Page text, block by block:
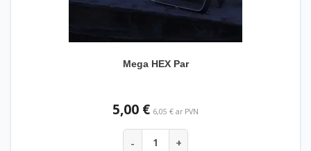
Mega HEX Par
5,00 € 6,05 € ar PVN
- +